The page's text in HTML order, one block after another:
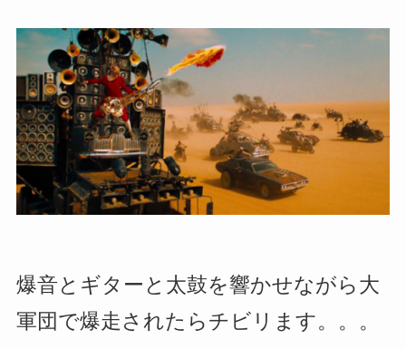
爆音とギターと太鼓を響かせながら大
軍団で爆走されたらチビリます。。。